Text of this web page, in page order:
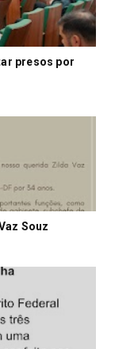
presos por
Souz